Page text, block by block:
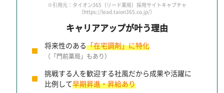
※引用元：タイオン365（リード薬局）採用サイトキャプチャ
（https://lead.taion365.co.jp/）
キャリアアップが叶う理由
将来性のある「在宅調剤」に特化
（「門前薬局」もあり）
挑戦する人を歓迎する社風だから成果や活躍に
比例して早期昇進・昇給あり